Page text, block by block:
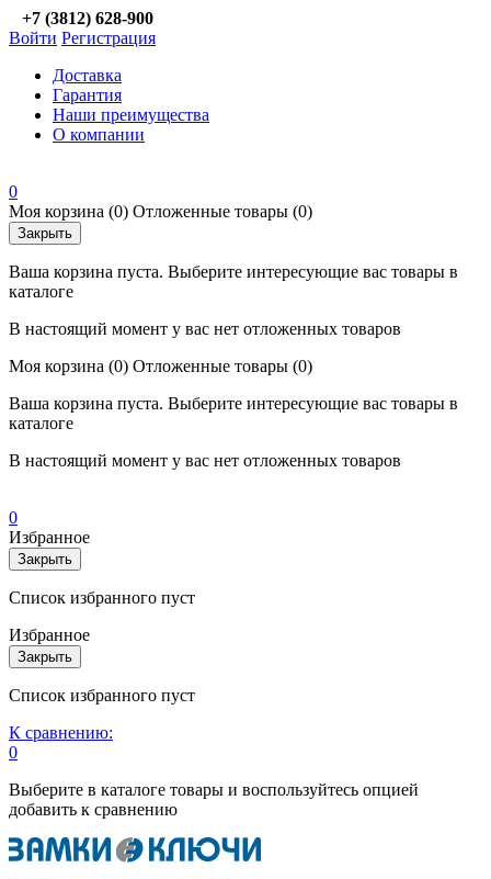
+7 (3812) 628-900
Войти Регистрация
Доставка
Гарантия
Наши преимущества
О компании
0
Моя корзина (0) Отложенные товары (0)
Закрыть
Ваша корзина пуста. Выберите интересующие вас товары в
каталоге
В настоящий момент у вас нет отложенных товаров
Моя корзина (0) Отложенные товары (0)
Ваша корзина пуста. Выберите интересующие вас товары в
каталоге
В настоящий момент у вас нет отложенных товаров
0
Избранное
Закрыть
Список избранного пуст
Избранное
Закрыть
Список избранного пуст
К сравнению:
0
Выберите в каталоге товары и воспользуйтесь опцией
добавить к сравнению